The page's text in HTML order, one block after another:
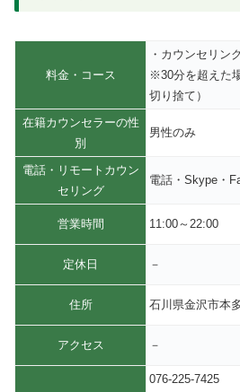
料金・コース
・カウンセリン
※30分を超えた
切り捨て）
在籍カウンセラーの性
別
男性のみ
電話・リモートカウン
セリング
電話・Skype・
営業時間 11:00～22:00
定休日 －
住所 石川県金沢市本
アクセス －
076-225-7425